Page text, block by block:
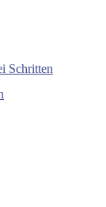
Schritten